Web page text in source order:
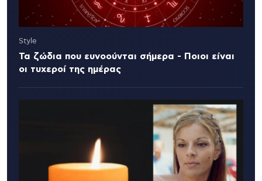
Style
Τα ζώδια που ευνοούνται σήμερα - Ποιοι είναι
οι τυχεροί της ημέρας